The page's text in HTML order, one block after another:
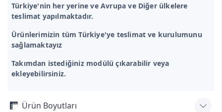
Türkiye'nin her yerine ve Avrupa ve Diğer ülkelere
teslimat yapılmaktadır.
Ürünlerimizin tüm Türkiye'ye teslimat ve kurulumunu
sağlamaktayız
Takımdan istediğiniz modülü çıkarabilir veya
ekleyebilirsiniz.
Ürün Boyutları